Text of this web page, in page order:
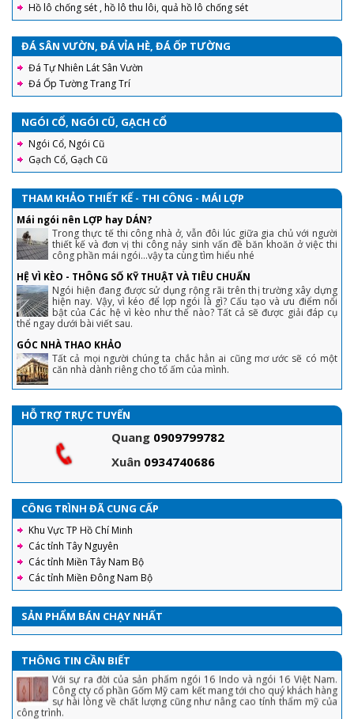
Hồ lô chống sét , hồ lô thu lôi, quả hồ lô chống sét
ĐÁ SÂN VƯỜN, ĐÁ VỈA HÈ, ĐÁ ỐP TƯỜNG
Đá Tự Nhiên Lát Sân Vườn
Đá Ốp Tường Trang Trí
NGÓI CỔ, NGÓI CŨ, GẠCH CỔ
Ngói Cổ, Ngói Cũ
Gạch Cổ, Gạch Cũ
THAM KHẢO THIẾT KẾ - THI CÔNG - MÁI LỢP
Mái ngói nên LỢP hay DÁN?
Trong thực tế thi công nhà ở, vẫn đôi lúc giữa gia chủ với người
thiết kế và đơn vị thi công nảy sinh vấn đề băn khoăn ở việc thi
công phần mái ngói...vậy ta cùng tìm hiểu nhé
HỆ VÌ KÈO - THÔNG SỐ KỸ THUẬT VÀ TIÊU CHUẨN
Ngói hiện đang được sử dụng rộng rãi trên thị trường xây dựng
hiện nay. Vậy, vì kéo để lợp ngói là gì? Cấu tạo và ưu điểm nổi
bật của Các hệ vì kèo như thế nào? Tất cả sẽ được giải đáp cụ
thể ngay dưới bài viết sau.
GÓC NHÀ THAO KHẢO
Tất cả mọi người chúng ta chắc hẳn ai cũng mơ ước sẽ có một
căn nhà dành riêng cho tổ ấm của mình.
HỖ TRỢ TRỰC TUYẾN
Quang 0909799782
Xuân 0934740686
CÔNG TRÌNH ĐÃ CUNG CẤP
Khu Vực TP Hồ Chí Minh
Các tỉnh Tây Nguyên
Các tỉnh Miền Tây Nam Bộ
Các tỉnh Miền Đông Nam Bộ
SẢN PHẨM BÁN CHẠY NHẤT
THÔNG TIN CẦN BIẾT
Ngói tráng men Prime - Đặc điểm, các mẫu ngói thông dụng và
hướng dẫn lợp ngói tráng men đúng tiêu chuẩn kỹ thuật nhất
Ngói Prime thông dụng trên thị trường gồm hai loại chính là ngói
Prime Hera cao cấp và Prime dòng S. Sản phẩm được sản xuất
trên công nghệ hiện đại, với nguyên liệu chính là đất sét, sau đó
nên ngói là sự lựa chọn hàng đầu cho mọi công trình.
Ngói 16 v/m2 Gốm Mỹ : Hướng dẫn cách lợp đầy đủ, chi tiết nhất
Công cty cổ phần Gốm Mỹ cam kết mang tới cho quý khách hàng
sự hài lòng về chất lượng cũng như nâng cao tính thẩm mỹ của
công trình.
Hướng dẫn lát gạch tàu
Chọn lô sản phẩm cùng mã hiệu kích thước, màu sắc, không làm
1. Chiêu tránh sập bẫy khi mua nhà lần đầu tiết kiệm cả đống tiền
2. Tuyệt chiêu trả giá nhà đất, mua 'hời' ăn lộc trăm triệu